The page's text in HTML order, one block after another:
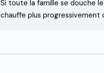
Si toute la famille se douche
chauffe plus progressivement